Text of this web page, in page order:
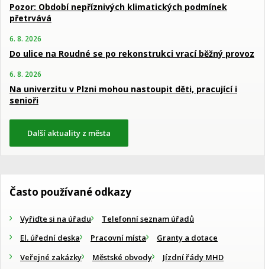
Pozor: Období nepříznivých klimatických podmínek
přetrvává
6. 8. 2026
Do ulice na Roudné se po rekonstrukci vrací běžný provoz
6. 8. 2026
Na univerzitu v Plzni mohou nastoupit děti, pracující i
senioři
Další aktuality z města
Často používané odkazy
Vyřiďte si na úřadu
Telefonní seznam úřadů
El. úřední deska
Pracovní místa
Granty a dotace
Veřejné zakázky
Městské obvody Jízdní řády MHD